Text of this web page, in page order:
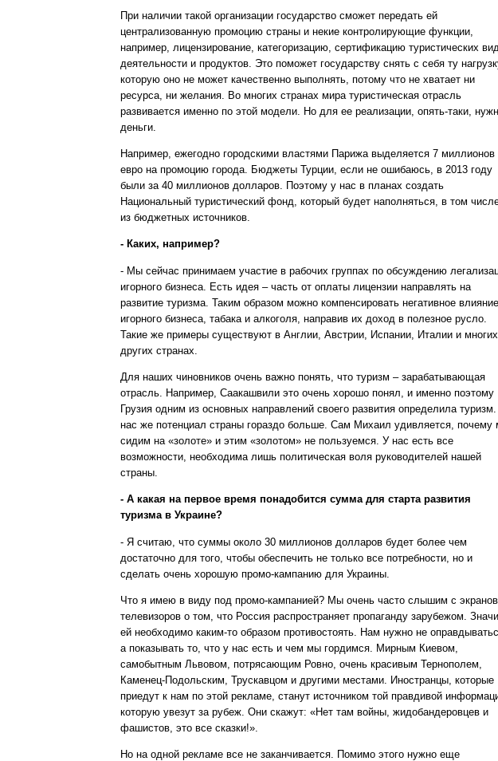
При наличии такой организации государство сможет передать ей
централизованную промоцию страны и некие контролирующие функции,
например, лицензирование, категоризацию, сертификацию туристических
деятельности и продуктов. Это поможет государству снять с себя ту
которую оно не может качественно выполнять, потому что не хватает ни
ресурса, ни желания. Во многих странах мира туристическая отрасль
развивается именно по этой модели. Но для ее реализации, опять-таки,
деньги.
Например, ежегодно городскими властями Парижа выделяется 7 миллионов
евро на промоцию города. Бюджеты Турции, если не ошибаюсь, в 2013 году
были за 40 миллионов долларов. Поэтому у нас в планах создать
Национальный туристический фонд, который будет наполняться, в том
из бюджетных источников.
- Каких, например?
- Мы сейчас принимаем участие в рабочих группах по обсуждению
игорного бизнеса. Есть идея – часть от оплаты лицензии направлять на
развитие туризма. Таким образом можно компенсировать негативное влияние
игорного бизнеса, табака и алкоголя, направив их доход в полезное русло.
Такие же примеры существуют в Англии, Австрии, Испании, Италии и многих
других странах.
Для наших чиновников очень важно понять, что туризм – зарабатывающая
отрасль.
Например, Саакашвили это очень хорошо понял, и именно поэтому
Грузия одним из основных направлений своего развития определила
нас же потенциал страны гораздо больше. Сам Михаил удивляется, почему
сидим на «золоте» и этим «золотом» не пользуемся. У нас есть все
возможности, необходима лишь политическая воля руководителей нашей
страны.
- А какая на первое время понадобится сумма для старта развития
туризма в Украине?
- Я считаю, что суммы около 30 миллионов долларов будет более чем
достаточно для того, чтобы обеспечить не только все потребности, но и
сделать очень хорошую промо-кампанию для Украины.
Что я имею в виду под промо-кампанией? Мы очень часто слышим с экранов
телевизоров о том, что Россия распространяет пропаганду зарубежом.
ей необходимо каким-то образом противостоять. Нам нужно не
а показывать то, что у нас есть и чем мы гордимся. Мирным Киевом,
самобытным Львовом, потрясающим Ровно, очень красивым Тернополем,
Каменец-Подольским, Трускавцом и другими местами. Иностранцы, которые
приедут к нам по этой рекламе, станут источником той правдивой
которую увезут за рубеж. Они скажут: «Нет там войны, жидобандеровцев и
фашистов, это все сказки!».
Но на одной рекламе все не заканчивается. Помимо этого нужно еще